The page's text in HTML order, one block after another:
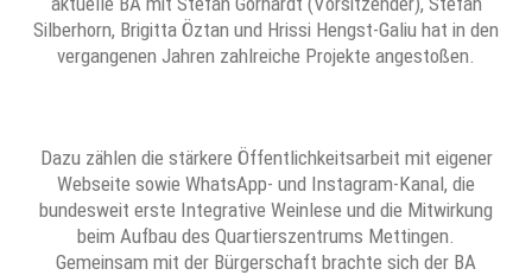
Silberhorn, Brigitta Öztan und Hrissi Hengst-Galiu hat in den
vergangenen Jahren zahlreiche Projekte angestoßen.
Dazu zählen die stärkere Öffentlichkeitsarbeit mit eigener
Webseite sowie WhatsApp- und Instagram-Kanal, die
bundesweit erste Integrative Weinlese und die Mitwirkung
beim Aufbau des Quartierszentrums Mettingen.
Gemeinsam mit der Bürgerschaft brachte sich der BA